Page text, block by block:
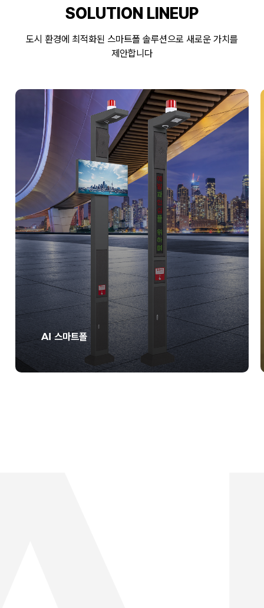
SOLUTION LINEUP
도시 환경에 최적화된 스마트폴 솔루션으로 새로운 가치를
제안합니다
AI 스마트폴